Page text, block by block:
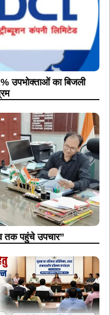
उपभोक्ताओं का बिजली
तक पहुंचे उपचार”